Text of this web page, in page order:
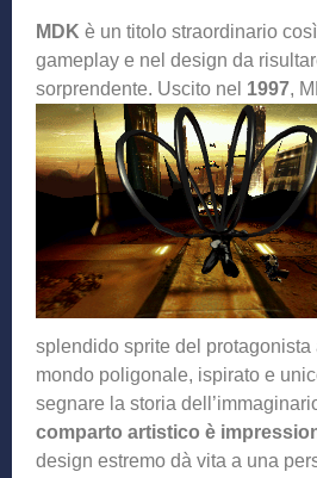
MDK è un titolo straordinario
gameplay e nel design da
sorprendente. Uscito nel 1997,
splendido sprite del protagonista
mondo poligonale, ispirato e
segnare la storia
comparto artistico è
design estremo dà vita a una